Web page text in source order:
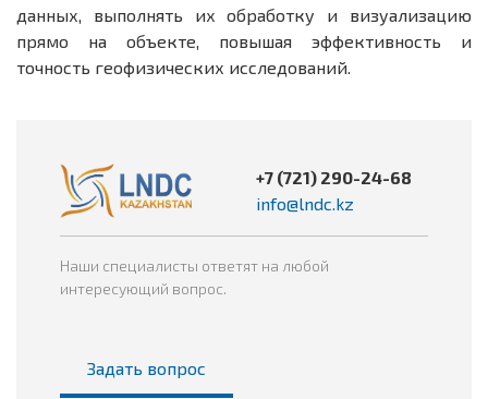
данных, выполнять их обработку и визуализацию
прямо на объекте, повышая эффективность и
точность геофизических исследований.
+7 (721) 290-24-68
info@lndc.kz
Наши специалисты ответят на любой
интересующий вопрос.
Задать вопрос